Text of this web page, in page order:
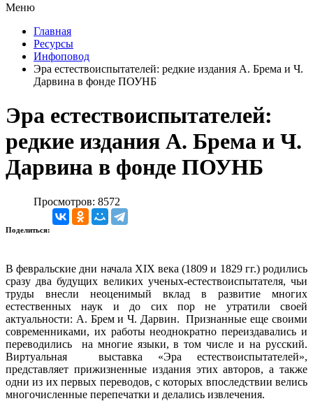
Меню
Главная
Ресурсы
Инфоповод
Эра естествоиспытателей: редкие издания А. Брема и Ч.
Дарвина в фонде ПОУНБ
Эра естествоиспытателей:
редкие издания А. Брема и Ч.
Дарвина в фонде ПОУНБ
Просмотров: 8572
Поделиться:
В февральские дни начала XIX века (1809 и 1829 гг.) родились
сразу два будущих великих ученых-естествоиспытателя, чьи
труды внесли неоценимый вклад в развитие многих
естественных наук и до сих пор не утратили своей
актуальности: А. Брем и Ч. Дарвин. Признанные еще своими
современниками, их работы неоднократно переиздавались и
переводились на многие языки, в том числе и на русский.
Виртуальная выставка «Эра естествоиспытателей»,
представляет прижизненные издания этих авторов, а также
одни из их первых переводов, с которых впоследствии велись
многочисленные перепечатки и делались извлечения.